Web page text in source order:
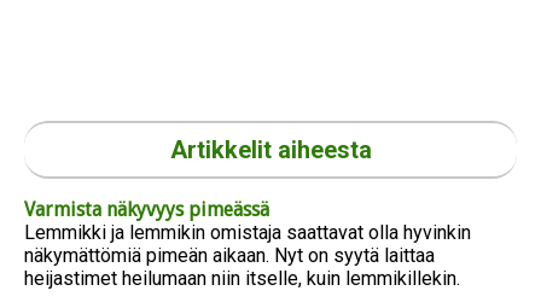
Artikkelit aiheesta
Varmista näkyvyys pimeässä
Lemmikki ja lemmikin omistaja saattavat olla hyvinkin
näkymättömiä pimeän aikaan. Nyt on syytä laittaa
heijastimet heilumaan niin itselle, kuin lemmikillekin.